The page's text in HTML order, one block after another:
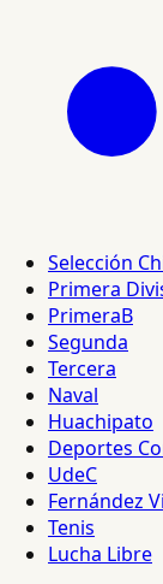
Selección
Primera
PrimeraB
Segunda
Tercera
Naval
Huachipato
Deportes
UdeC
Fernández
Tenis
Lucha Libre